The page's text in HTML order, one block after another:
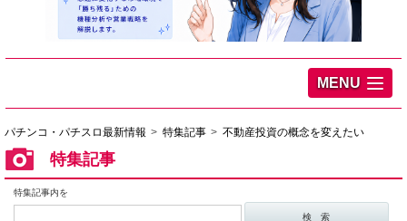
MENU
パチンコ・パチスロ最新情報 特集記事 不動産投資の概念を変えたい
特集記事
特集記事内を